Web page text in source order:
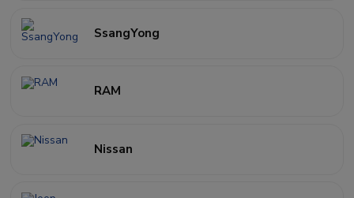
SsangYong
RAM
Nissan